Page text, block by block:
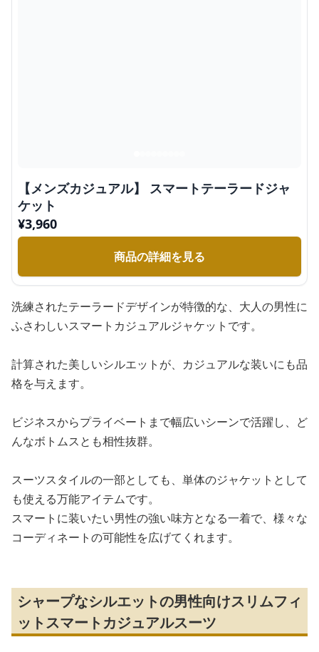
【メンズカジュアル】 スマートテーラードジャ
ケット
¥3,960
商品の詳細を見る
洗練されたテーラードデザインが特徴的な、大人の男性に
ふさわしいスマートカジュアルジャケットです。
計算された美しいシルエットが、カジュアルな装いにも品
格を与えます。
ビジネスからプライベートまで幅広いシーンで活躍し、ど
んなボトムスとも相性抜群。
スーツスタイルの一部としても、単体のジャケットとして
も使える万能アイテムです。
スマートに装いたい男性の強い味方となる一着で、様々な
コーディネートの可能性を広げてくれます。
シャープなシルエットの男性向けスリムフィ
ットスマートカジュアルスーツ